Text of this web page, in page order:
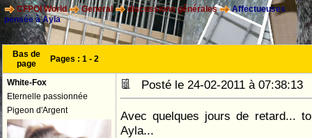
CFPOI World General discussions générales
Affectueuses
pensée à Ayla
Bas de
page
Pages : 1 - 2
White-Fox
Eternelle passionnée
Pigeon d'Argent
Posté le 24-02-2011 à
Avec quelques jours de retard...
Ayla...